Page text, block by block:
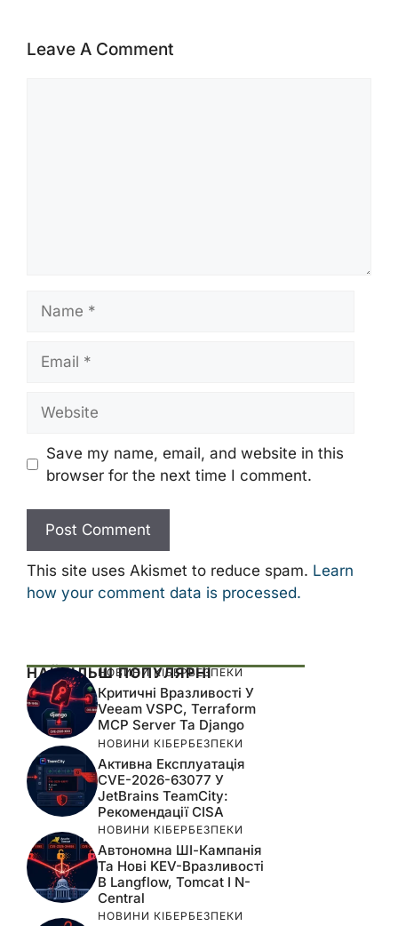
Leave A Comment
Save my name, email, and website in this
browser for the next time I comment.
This site uses Akismet to reduce spam. Learn
how your comment data is processed.
НАЙБІЛЬШ ПОПУЛЯРНІ
НОВИНИ КІБЕРБЕЗПЕКИ
Критичні Вразливості У
Veeam VSPC, Terraform
MCP Server Та Django
НОВИНИ КІБЕРБЕЗПЕКИ
Активна Експлуатація
CVE-2026-63077 У
JetBrains TeamCity:
Рекомендації CISA
НОВИНИ КІБЕРБЕЗПЕКИ
Автономна ШІ-Кампанія
Та Нові KEV-Вразливості
В Langflow, Tomcat І N-
Central
НОВИНИ КІБЕРБЕЗПЕКИ